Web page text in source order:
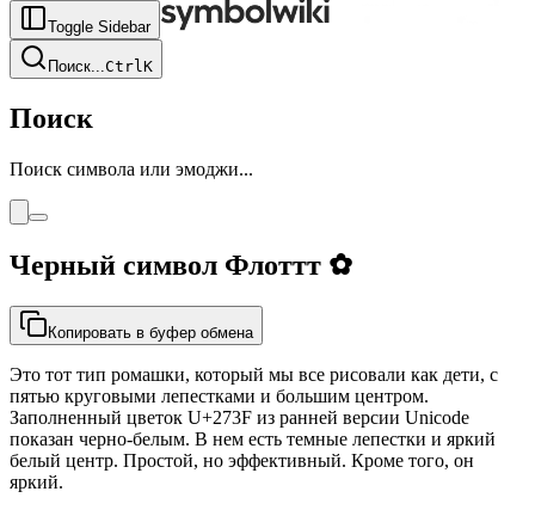
Toggle Sidebar
Поиск...CtrlK
Поиск
Поиск символа или эмоджи...
Черный символ Флоттт ✿
Копировать в буфер обмена
Это тот тип ромашки, который мы все рисовали как дети, с
пятью круговыми лепестками и большим центром.
Заполненный цветок U+273F из ранней версии Unicode
показан черно-белым. В нем есть темные лепестки и яркий
белый центр. Простой, но эффективный. Кроме того, он
яркий.